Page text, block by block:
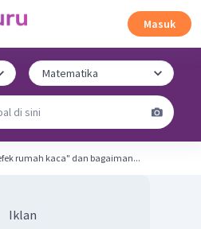
Masuk
rumah kaca" dan bagaiman...
Iklan